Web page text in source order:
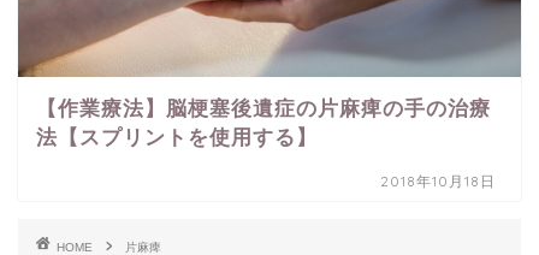
【作業療法】脳梗塞後遺症の片麻痺の手の治療
法【スプリントを使用する】
2018年10月18日
HOME 片麻痺